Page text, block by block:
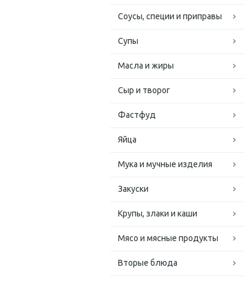
Соусы, специи и приправы
Супы
Масла и жиры
Сыр и творог
Фастфуд
Яйца
Мука и мучные изделия
Закуски
Крупы, злаки и каши
Мясо и мясные продукты
Вторые блюда